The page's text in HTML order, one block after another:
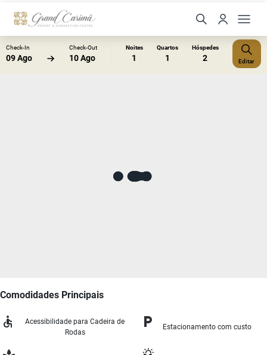
Check-In
09 Ago
Check-Out
10 Ago
Noites
1
Quartos
1
Hóspedes
2 Editar
Comodidades Principais
Acessibilidade para Cadeira de
Rodas
Estacionamento com custo